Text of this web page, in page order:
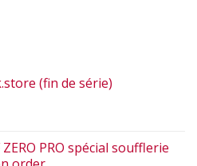
(fin de série)
PRO spécial soufflerie